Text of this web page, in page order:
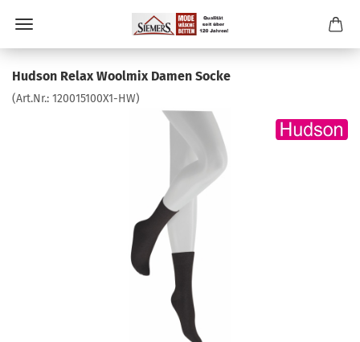
Hudson Relax Woolmix Damen Socke
(Art.Nr.: 120015100X1-HW)